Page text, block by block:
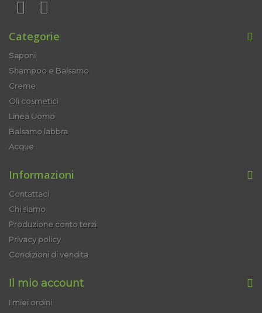
Categorie
Saponi
Shampoo e Balsamo
Creme
Oli cosmetici
Linea Uomo
Balsamo labbra
Acque
Informazioni
Contattaci
Chi siamo
Produzione conto terzi
Privacy policy
Condizioni di vendita
Il mio account
I miei ordini